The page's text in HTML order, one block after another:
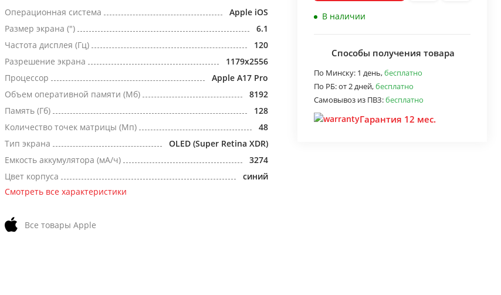
Операционная система
Apple iOS
Размер экрана (")
6.1
Частота дисплея (Гц)
120
Разрешение экрана
1179x2556
Процессор
Apple A17 Pro
Объем оперативной памяти (Мб)
8192
Память (Гб)
128
Количество точек матрицы (Мп)
48
Тип экрана
OLED (Super Retina XDR)
Емкость аккумулятора (мА/ч)
3274
Цвет корпуса
синий
Смотреть все характеристики
Все товары Apple
В наличии
Способы получения товара
По Минску: 1 день,бесплатно
По РБ:от 2 дней,бесплатно
Самовывоз из ПВЗ:бесплатно
Гарантия 12 мес.